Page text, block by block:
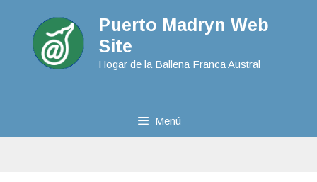
Puerto Madryn Web
Site
Hogar de la Ballena Franca Austral
Menú